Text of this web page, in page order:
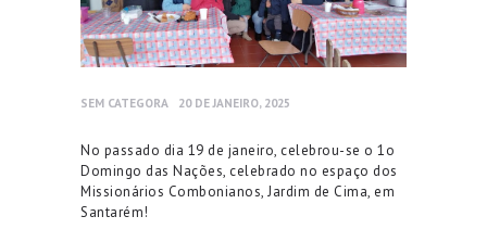
SEM CATEGORA 20 DE JANEIRO, 2025
No passado dia 19 de janeiro, celebrou-se o 1o
Domingo das Nações, celebrado no espaço dos
Missionários Combonianos, Jardim de Cima, em
Santarém!